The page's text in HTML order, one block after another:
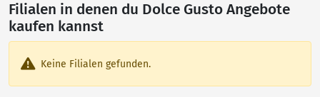
Filialen in denen du Dolce Gusto Angebote
kaufen kannst
Keine Filialen gefunden.